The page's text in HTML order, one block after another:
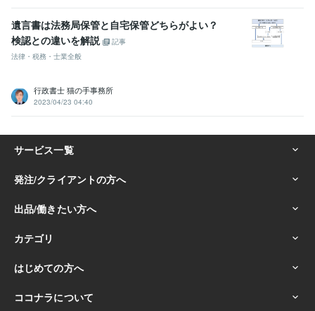
遺言書は法務局保管と自宅保管どちらがよい？
検認との違いを解説
記事
法律・税務・士業全般
行政書士 猫の手事務所
2023/04/23 04:40